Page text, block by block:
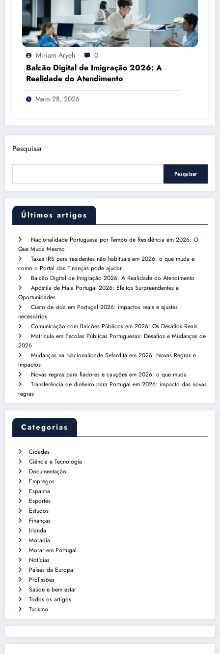
Miriam Aryeh 0
Balcão Digital de Imigração 2026: A
Realidade do Atendimento
Maio 28, 2026
Pesquisar
Pesquisar
Últimos artigos
Nacionalidade Portuguesa por Tempo de Residência em 2026: O
Que Muda Mesmo
Taxas IRS para residentes não habituais em 2026: o que muda e
como o Portal das Finanças pode ajudar
Balcão Digital de Imigração 2026: A Realidade do Atendimento
Apostila de Haia Portugal 2026: Efeitos Surpreendentes e
Oportunidades
Custo de vida em Portugal 2026: impactos reais e ajustes
necessários
Comunicação com Balcões Públicos em 2026: Os Desafios Reais
Matrícula em Escolas Públicas Portuguesas: Desafios e Mudanças de
2026
Mudanças na Nacionalidade Sefardita em 2026: Novas Regras e
Impactos
Novas regras para fiadores e cauções em 2026: o que muda
Transferência de dinheiro para Portugal em 2026: impacto das novas
regras
Categorias
Cidades
Ciência e Tecnologia
Documentação
Empregos
Espanha
Esportes
Estudos
Finanças
Irlanda
Moradia
Morar em Portugal
Notícias
Países da Europa
Profissões
Saúde e bem estar
Todos os artigos
Turismo